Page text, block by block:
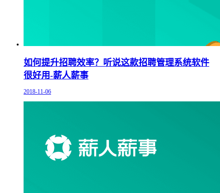
如何提升招聘效率？听说这款招聘管理系统软件
很好用-薪人薪事
2018-11-06